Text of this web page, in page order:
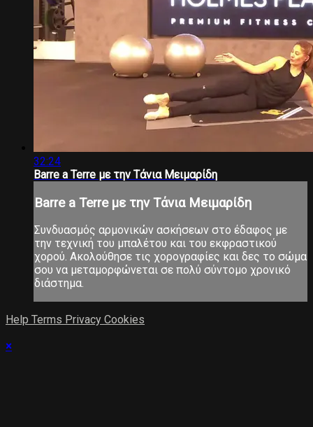
32:24
Barre a Terre με την Τάνια Μειμαρίδη
Barre a Terre με την Τάνια Μειμαρίδη
Συνδυασμός αρμονικών ασκήσεων στο έδαφος με
την τεχνική του μπαλέτου και του εκφραστικού
χορού. Ακολούθησε τις χορογραφίες και δες το σώμα
σου να μεταμορφώνεται σε πολύ σύντομο χρονικό
διάστημα.
Help Terms Privacy Cookies
×